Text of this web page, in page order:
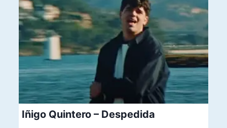
Iñigo Quintero – Despedida